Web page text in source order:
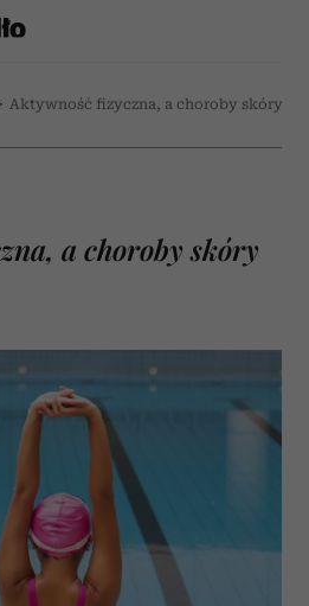
Aktywność fizyczna, a choroby skóry
a choroby skóry